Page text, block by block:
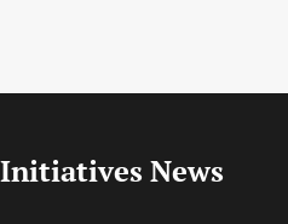
Initiatives News